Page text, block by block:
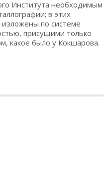
Института необходимым
в этих
изложены по системе
присущими только
какое было у Кокшарова.